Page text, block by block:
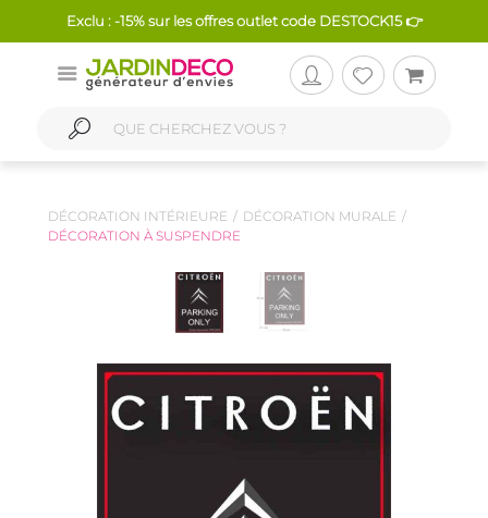
Exclu : -15% sur les offres outlet code DESTOCK15 👉
DÉCORATION INTÉRIEURE
DÉCORATION MURALE
DÉCORATION À SUSPENDRE